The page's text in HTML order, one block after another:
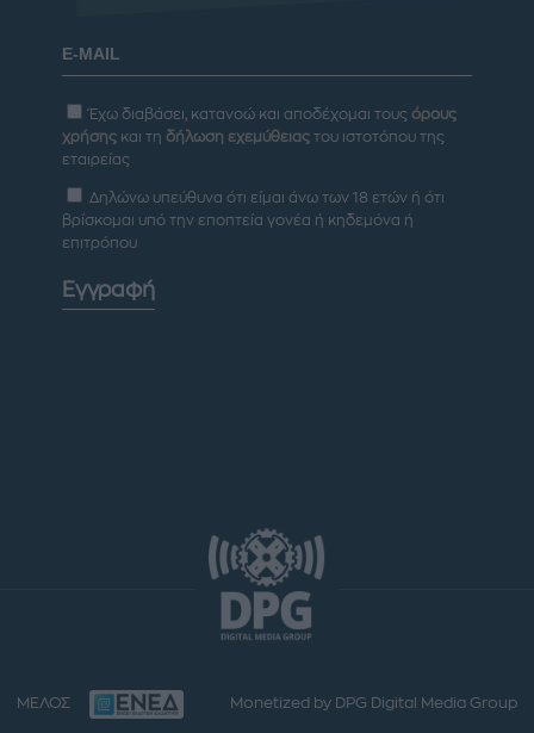
Έχω διαβάσει, κατανοώ και αποδέχομαι τους όρους
χρήσης και τη δήλωση εχεμύθειας του ιστοτόπου της
εταιρείας
Δηλώνω υπεύθυνα ότι είμαι άνω των 18 ετών ή ότι
βρίσκομαι υπό την εποπτεία γονέα ή κηδεμόνα ή
επιτρόπου
Εγγραφή
ΜΕΛΟΣ Monetized by DPG Digital Media Group